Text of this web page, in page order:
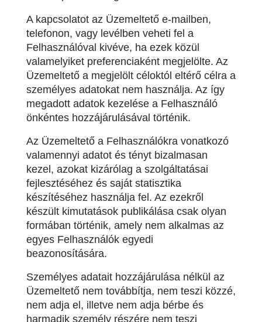
A kapcsolatot az Üzemeltető e-mailben,
telefonon, vagy levélben veheti fel a
Felhasználóval kivéve, ha ezek közül
valamelyiket preferenciaként megjelölte. Az
Üzemeltető a megjelölt céloktól eltérő célra a
személyes adatokat nem használja. Az így
megadott adatok kezelése a Felhasználó
önkéntes hozzájárulásával történik.
Az Üzemeltető a Felhasználókra vonatkozó
valamennyi adatot és tényt bizalmasan
kezel, azokat kizárólag a szolgáltatásai
fejlesztéséhez és saját statisztika
készítéséhez használja fel. Az ezekről
készült kimutatások publikálása csak olyan
formában történik, amely nem alkalmas az
egyes Felhasználók egyedi
beazonosítására.
Személyes adatait hozzájárulása nélkül az
Üzemeltető nem továbbítja, nem teszi közzé,
nem adja el, illetve nem adja bérbe és
harmadik személy részére nem teszi